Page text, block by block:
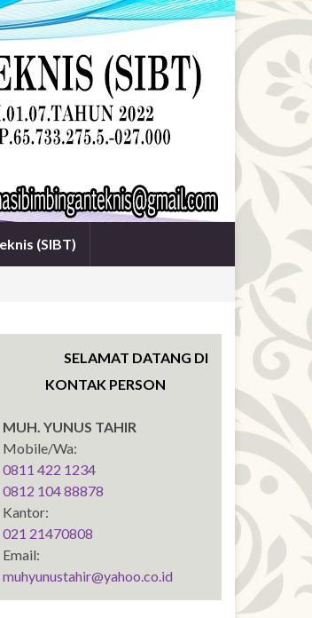
(SIBT)
SELAMAT DATANG DI WEBSITE
KONTAK PERSON
MUH. YUNUS TAHIR
Mobile/Wa:
0811 422 1234
0812 104 88878
Kantor:
021 21470808
Email:
muhyunustahir@yahoo.co.id